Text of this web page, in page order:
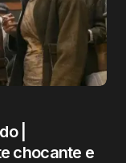
|
chocante e